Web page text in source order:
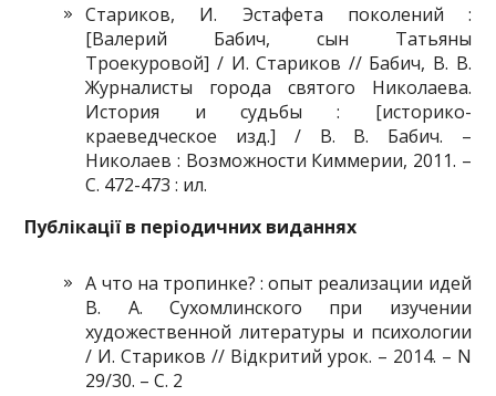
Стариков, И. Эстафета поколений :
[Валерий Бабич, сын Татьяны
Троекуровой] / И. Стариков // Бабич, В. В.
Журналисты города святого Николаева.
История и судьбы : [историко-
краеведческое изд.] / В. В. Бабич. –
Николаев : Возможности Киммерии, 2011. –
С. 472-473 : ил.
Публікації в періодичних виданнях
А что на тропинке? : опыт реализации идей
В. А. Сухомлинского при изучении
художественной литературы и психологии
/ И. Стариков // Відкритий урок. – 2014. – N
29/30. – С. 2